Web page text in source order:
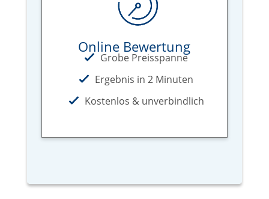
Online Bewertung
Grobe Preisspanne
Ergebnis in 2 Minuten
Kostenlos & unverbindlich